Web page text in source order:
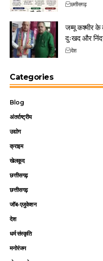
छत्तीसगढ़
जम्मू कश्मीर के
दुःखद और
देश
Categories
Blog
अंतर्राष्ट्रीय
उद्योग
क्राइम
खेलकूद
छत्तीसगढ़
छत्तीसगढ़
जॉब-एजुकेशन
देश
धर्म संस्कृति
मनोरंजन